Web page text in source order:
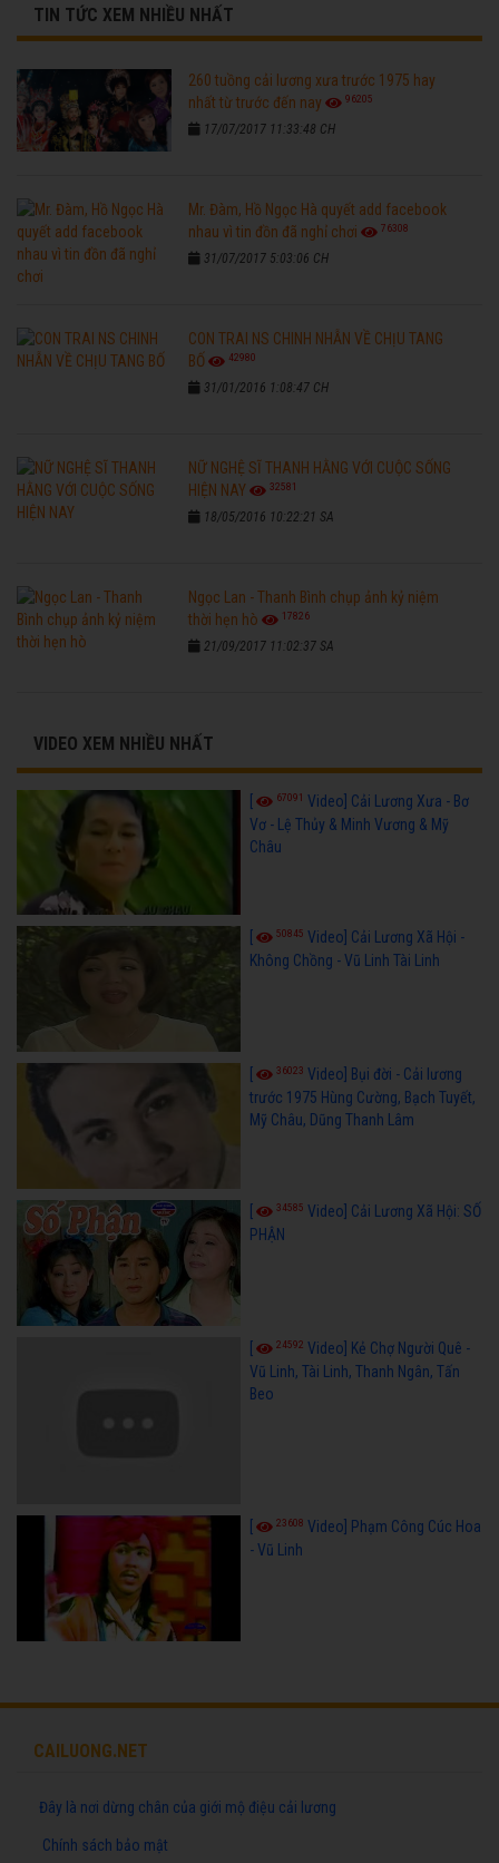
TIN TỨC XEM NHIỀU NHẤT
260 tuồng cải lương xưa trước 1975 hay
nhất từ trước đến nay
96205
17/07/2017 11:33:48 CH
Mr. Đàm, Hồ Ngọc Hà quyết add facebook
nhau vì tin đồn đã nghỉ chơi
76308
31/07/2017 5:03:06 CH
CON TRAI NS CHINH NHẪN VỀ CHỊU TANG
BỐ
42980
31/01/2016 1:08:47 CH
NỮ NGHỆ SĨ THANH HẰNG VỚI CUỘC SỐNG
HIỆN NAY
32581
18/05/2016 10:22:21 SA
Ngọc Lan - Thanh Bình chụp ảnh kỷ niệm
thời hẹn hò
17826
21/09/2017 11:02:37 SA
VIDEO XEM NHIỀU NHẤT
[ 67091 Video] Cải Lương Xưa - Bơ
Vơ - Lệ Thủy & Minh Vương & Mỹ
Châu
50845 Video] Cải Lương Xã Hội -
Không Chồng - Vũ Linh Tài Linh
36023 Video] Bụi đời - Cải lương
trước 1975 Hùng Cường, Bạch Tuyết,
Mỹ Châu, Dũng Thanh Lâm
34585 Video] Cải Lương Xã Hội: SỐ
PHẬN
24592 Video] Kẻ Chợ Người Quê -
Vũ Linh, Tài Linh, Thanh Ngân, Tấn
Beo
23608 Video] Phạm Công Cúc Hoa
- Vũ Linh
CAILUONG.NET
Đây là nơi dừng chân của giới mộ điệu cải lương
Chính sách bảo mật